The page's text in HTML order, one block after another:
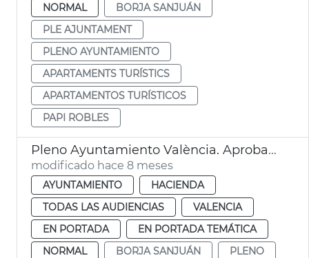
NORMAL
BORJA SANJUÁN
PLE AJUNTAMENT
PLENO AYUNTAMIENTO
APARTAMENTS TURÍSTICS
APARTAMENTOS TURÍSTICOS
PAPI ROBLES
Pleno Ayuntamiento València. Aprobación provisional presupuestos
modificado hace 8 meses
AYUNTAMIENTO
HACIENDA
TODAS LAS AUDIENCIAS
VALENCIA
EN PORTADA
EN PORTADA TEMÁTICA
NORMAL
BORJA SANJUÁN
PLENO